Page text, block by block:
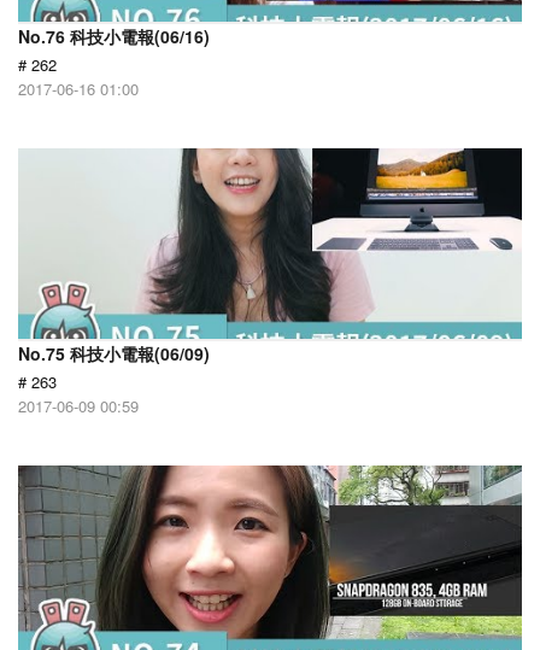
No.76 科技小電報(06/16)
# 262
2017-06-16 01:00
No.75 科技小電報(06/09)
# 263
2017-06-09 00:59